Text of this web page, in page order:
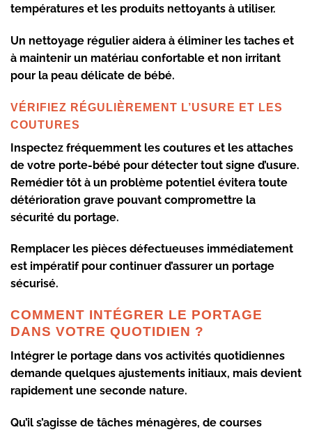
températures et les produits nettoyants à utiliser.
Un nettoyage régulier aidera à éliminer les taches et
à maintenir un matériau confortable et non irritant
pour la peau délicate de bébé.
VÉRIFIEZ RÉGULIÈREMENT L’USURE ET LES
COUTURES
Inspectez fréquemment les coutures et les attaches
de votre porte-bébé pour détecter tout signe d’usure.
Remédier tôt à un problème potentiel évitera toute
détérioration grave pouvant compromettre la
sécurité du portage.
Remplacer les pièces défectueuses immédiatement
est impératif pour continuer d’assurer un portage
sécurisé.
COMMENT INTÉGRER LE PORTAGE
DANS VOTRE QUOTIDIEN ?
Intégrer le portage dans vos activités quotidiennes
demande quelques ajustements initiaux, mais devient
rapidement une seconde nature.
Qu’il s’agisse de tâches ménagères, de courses